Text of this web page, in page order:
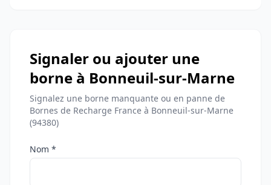
Signaler ou ajouter une
borne à Bonneuil-sur-Marne
Signalez une borne manquante ou en panne de
Bornes de Recharge France à Bonneuil-sur-Marne
(94380)
Nom *